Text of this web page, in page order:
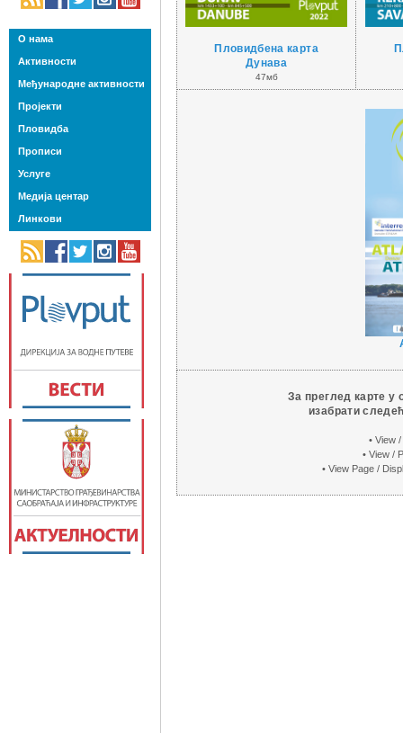
Пловидбена карта
Дунава
47мб
За преглед карте у
изабрати
• View
• View /
• View Page /
О нама
Активности
Међународне активности
Пројекти
Пловидба
Прописи
Услуге
Медија центар
Линкови